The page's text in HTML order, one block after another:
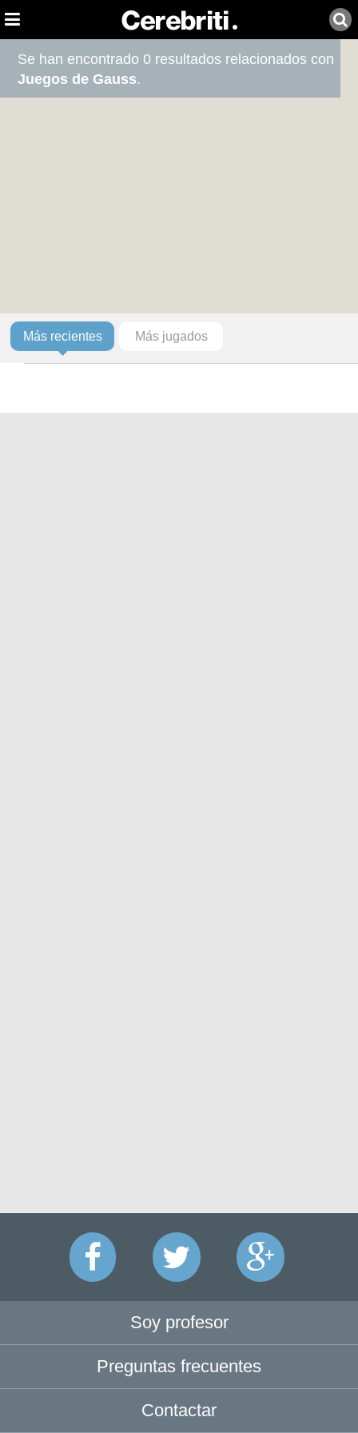
Se han encontrado 0 resultados relacionados con
Juegos de Gauss.
Más recientes Más jugados
Soy profesor
Preguntas frecuentes
Contactar